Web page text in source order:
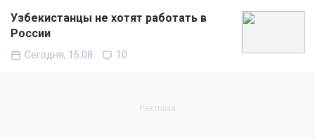
Узбекистанцы не хотят работать в
России
Сегодня, 15:08 10